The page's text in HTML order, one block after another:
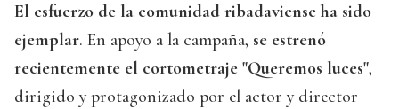
El esfuerzo de la comunidad ribadaviense ha sido
ejemplar. En apoyo a la campaña, se estrenó
recientemente el cortometraje "Queremos luces",
dirigido y protagonizado por el actor y director